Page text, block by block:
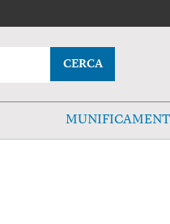
CERCA